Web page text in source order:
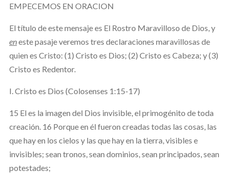
EMPECEMOS EN ORACION
El título de este mensaje es El Rostro Maravilloso de Dios, y
eneste pasaje veremos tres declaraciones maravillosas de
quien es Cristo: (1) Cristo es Dios; (2) Cristo es Cabeza; y (3)
Cristo es Redentor.
I. Cristo es Dios (Colosenses 1:15-17)
15 El es la imagen del Dios invisible, el primogénito de toda
creación. 16 Porque en él fueron creadas todas las cosas, las
que hay en los cielos y las que hay en la tierra, visibles e
invisibles; sean tronos, sean dominios, sean principados, sean
potestades;